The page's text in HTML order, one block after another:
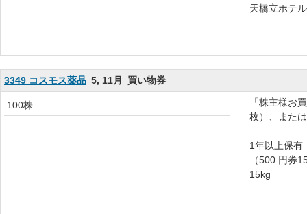
天橋立ホテ
3349 コスモス薬品 5, 11月 買い物券
100株
「株主様お
枚）、また
1年以上保
（500 円券
15kg